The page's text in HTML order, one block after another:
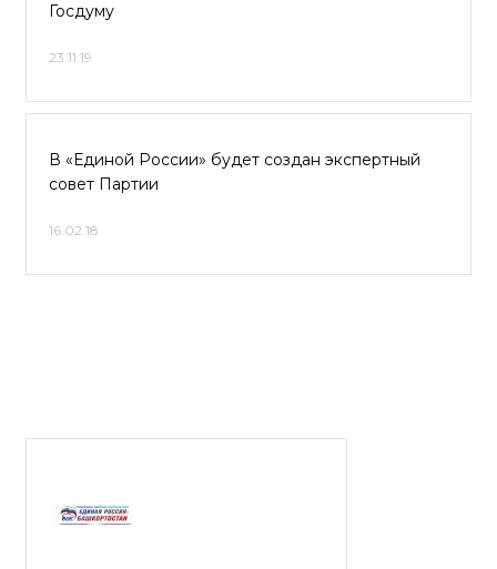
Госдуму
23.11.19
В «Единой России» будет создан экспертный
совет Партии
16.02.18